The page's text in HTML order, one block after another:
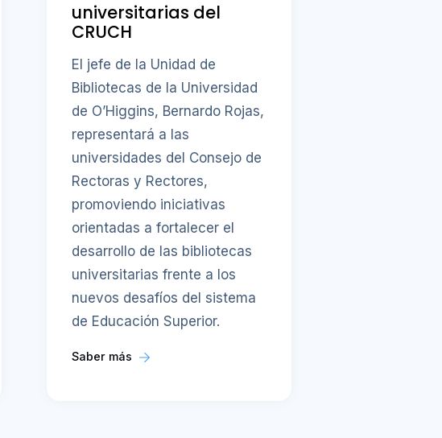
universitarias del
CRUCH
El jefe de la Unidad de
Bibliotecas de la Universidad
de O’Higgins, Bernardo Rojas,
representará a las
universidades del Consejo de
Rectoras y Rectores,
promoviendo iniciativas
orientadas a fortalecer el
desarrollo de las bibliotecas
universitarias frente a los
nuevos desafíos del sistema
de Educación Superior.
Saber más